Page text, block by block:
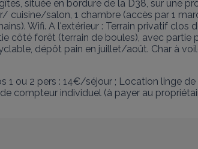
située en bordure de la D38, sur une
cuisine/salon, 1 chambre (accès par 1
Wifi. A l'extérieur : Terrain privatif
côté forêt (terrain de boules), avec partie
dépôt pain en juillet/août. Char à
1 ou 2 pers : 14€/séjour ; Location linge
compteur individuel (à payer au